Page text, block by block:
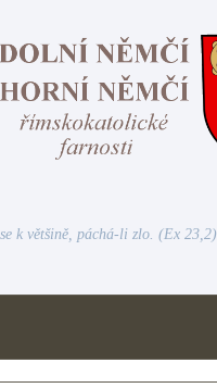
k většině, páchá-li zlo. (Ex 23,2)